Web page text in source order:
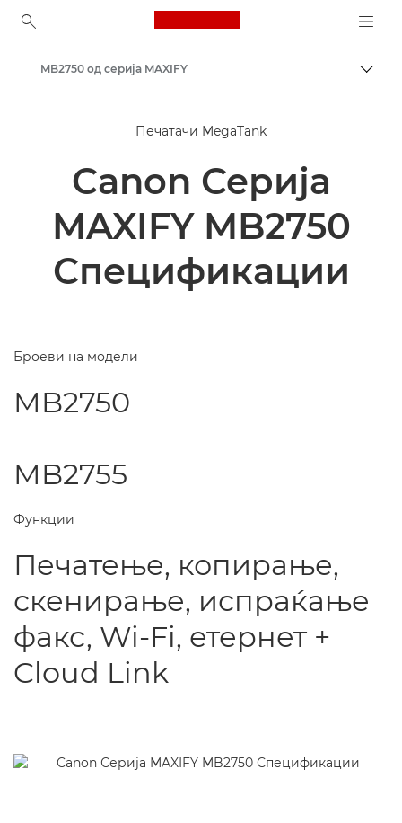
Canon Logo, back to
Печатачи од Canon
Деловни инкџет печатачи - инкџет
MB2750 од серија MAXIFY
Печатачи MegaTank
Canon Серија
MAXIFY MB2750
Спецификации
Броеви на модели
MB2750
MB2755
Функции
Печатење, копирање,
скенирање, испраќање
факс, Wi-Fi, етернет +
Cloud Link